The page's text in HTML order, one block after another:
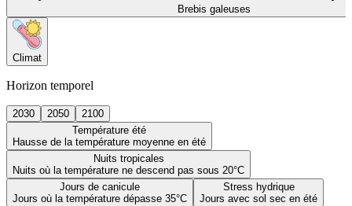
Brebis galeuses
Climat
Horizon temporel
2030 2050
2100
Température été
Hausse de la température moyenne en été
Nuits tropicales
Nuits où la température ne descend pas sous 20°C
Jours de canicule
Jours où la température dépasse 35°C
Stress hydrique
Jours avec sol sec en été